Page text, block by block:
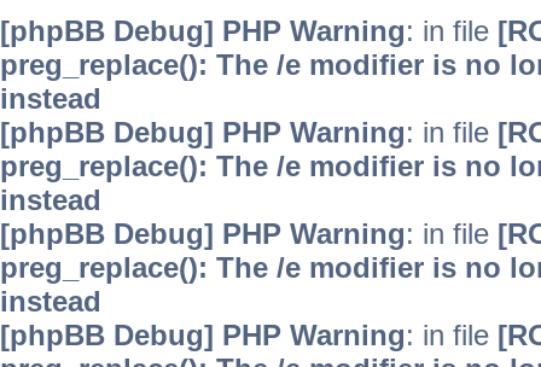
[phpBB Debug] PHP Warning: in file
preg_replace(): The /e modifier is no
instead
[phpBB Debug] PHP Warning: in file
preg_replace(): The /e modifier is no
instead
[phpBB Debug] PHP Warning: in file
preg_replace(): The /e modifier is no
instead
[phpBB Debug] PHP Warning: in file